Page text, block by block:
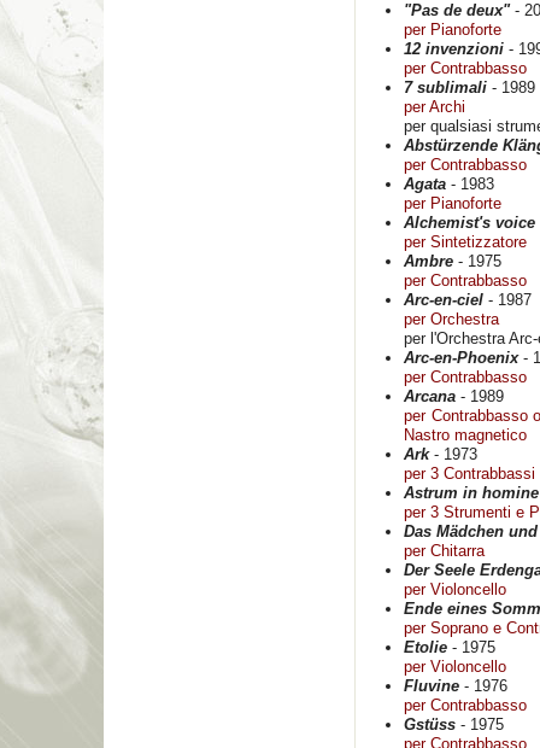
"Pas de deux"-
per Pianoforte
12 invenzioni -
per Contrabbasso
7 sublimali - 1989
per Archi
per qualsiasi
Abstürzende
per Contrabbasso
Agata - 1983
per Pianoforte
Alchemist's voice
per Sintetizzatore
Ambre - 1975
per Contrabbasso
Arc-en-ciel - 1987
per Orchestra
per l'Orchestra
Arc-en-Phoenix -
per Contrabbasso
Arcana - 1989
per Contrabbasso
Nastro magnetico
Ark - 1973
per 3
Astrum in homine
per 3 Strumenti e
Das Mädchen
per Chitarra
Der Seele
per Violoncello
Ende eines
per Soprano e
Etolie - 1975
per Violoncello
FIuvine - 1976
per Contrabbasso
Gstüss - 1975
per Contrabbasso